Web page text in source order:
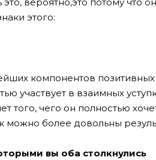
этого:
компонентов позитивных
участвует в взаимных
чего он полностью
можно более довольны
вы оба столкнулись